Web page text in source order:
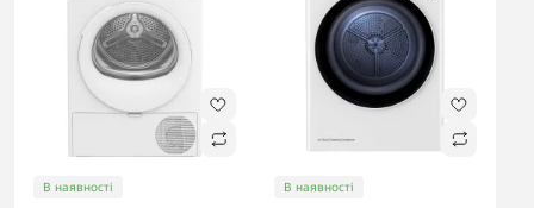
В наявності В наявності